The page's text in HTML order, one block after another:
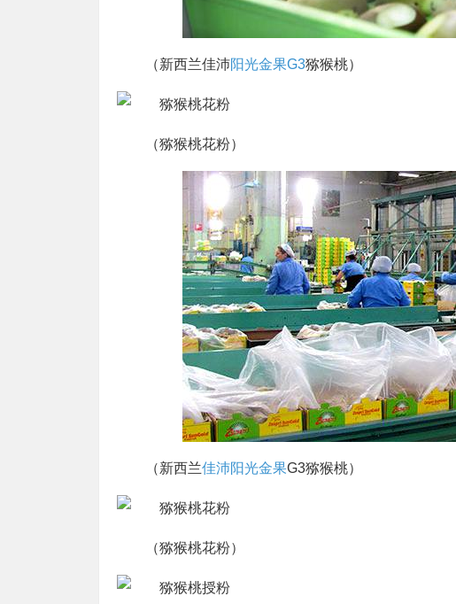
（新西兰佳沛阳光金果G3猕猴桃）
（猕猴桃花粉）
（新西兰佳沛阳光金果G3猕猴桃）
（猕猴桃花粉）